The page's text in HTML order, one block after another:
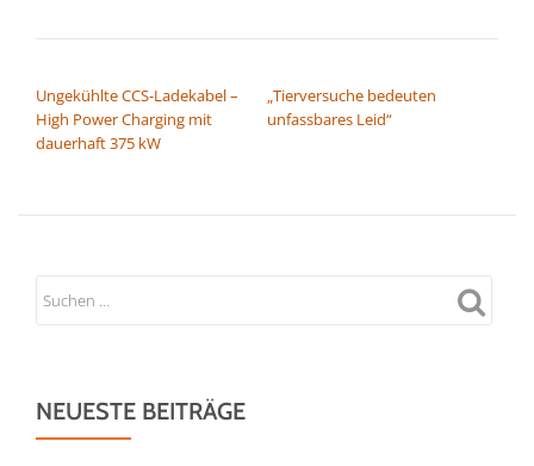
Ungekühlte CCS-Ladekabel –
High Power Charging mit
dauerhaft 375 kW
„Tierversuche bedeuten
unfassbares Leid“
NEUESTE BEITRÄGE